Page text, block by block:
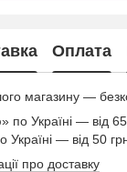
Оплата
магазину —
Україні — від 65
— від 50
про доставку